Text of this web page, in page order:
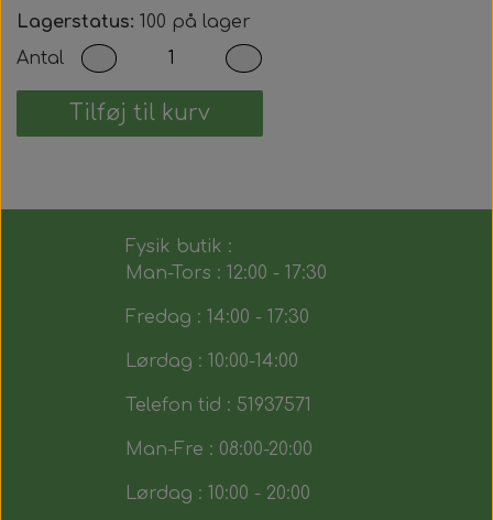
Lagerstatus: 100 på lager
Antal
Tilføj til kurv
Fysik butik :
Man-Tors : 12:00 - 17:30
Fredag : 14:00 - 17:30
Lørdag : 10:00-14:00
Telefon tid : 51937571
Man-Fre : 08:00-20:00
Lørdag : 10:00 - 20:00